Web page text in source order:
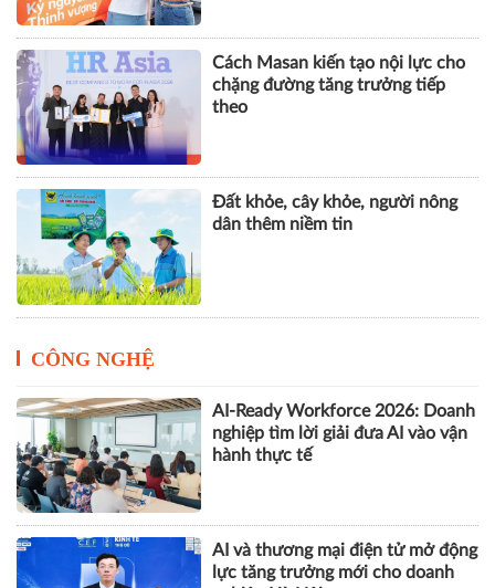
GPBank mở rộng hệ sinh thái tài
chính, đồng hành cùng nhịp phát
triển số của Thủ đô
Cách Masan kiến tạo nội lực cho
chặng đường tăng trưởng tiếp
CÔNG NGHỆ
AI-Ready Workforce 2026: Doanh
nghiệp tìm lời giải đưa AI vào vận